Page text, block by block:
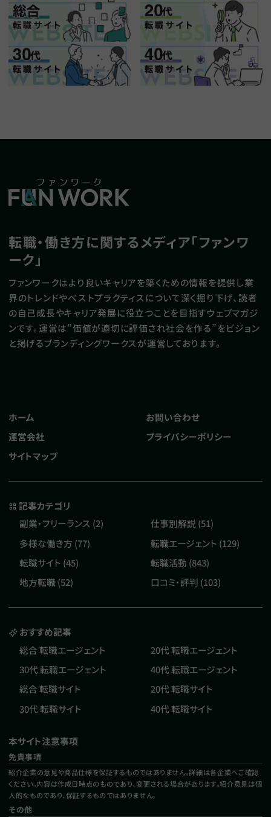
転職・働き方に関するメディア「ファンワ
ーク」
ファンワークはより良いキャリアを築くための情報を提供し業
界のトレンドやベストプラクティスについて深く掘り下げ、読者
の自己成長やキャリア発展に役立つことを目指すウェブマガジ
ンです。運営は”価値が適切に評価され社会を作る”をビジョン
と掲げるブランディングワークスが運営しております。
ホーム
お問い合わせ
運営会社
プライバシーポリシー
サイトマップ
記事カテゴリ
副業・フリーランス (2)
仕事別解説 (51)
多様な働き方 (77)
転職エージェント (129)
転職サイト (45)
転職活動 (843)
地方転職 (52)
口コミ・評判 (103)
おすすめ記事
総合 転職エージェント
20代 転職エージェント
30代 転職エージェント
40代 転職エージェント
総合 転職サイト
20代 転職サイト
30代 転職サイト
40代 転職サイト
本サイト注意事項
免責事項
紹介企業の意見や商品仕様を保証するものではありません。詳細は各企業へご確認
ください。内容は作成日時点のものであり、変更される場合があります。紹介意見は個
人的なものであり、保証するものではありません。
その他